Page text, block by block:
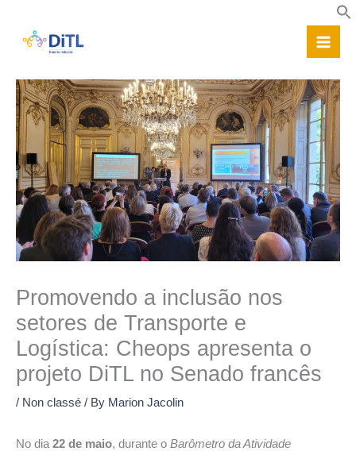
content
Promovendo a inclusão nos
setores de Transporte e
Logística: Cheops apresenta o
projeto DiTL no Senado francês
/ Non classé / By Marion Jacolin
No dia 22 de maio, durante o Barômetro da Atividade